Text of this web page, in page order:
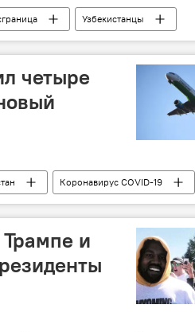
Узбекистанцы
казахстанской границе
четыре
Коронавирус COVID-19
и